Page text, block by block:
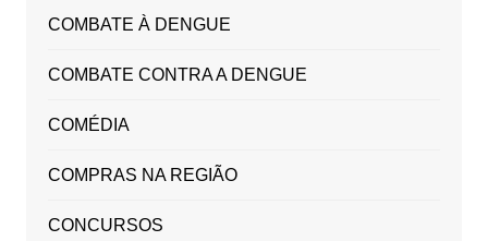
COMBATE À DENGUE
COMBATE CONTRA A DENGUE
COMÉDIA
COMPRAS NA REGIÃO
CONCURSOS